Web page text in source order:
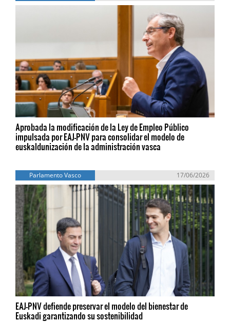
Aprobada la modificación de la Ley de Empleo Público
impulsada por EAJ-PNV para consolidar el modelo de
euskaldunización de la administración vasca
Parlamento Vasco 17/06/2026
EAJ-PNV defiende preservar el modelo del bienestar de
Euskadi garantizando su sostenibilidad